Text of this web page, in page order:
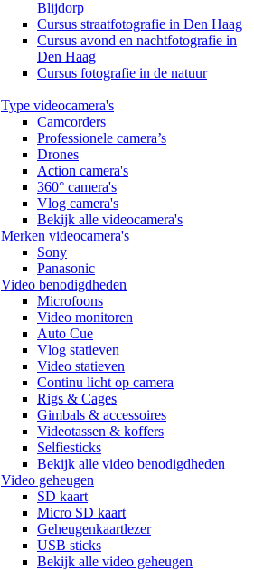
Blijdorp
Cursus straatfotografie in Den Haag
Cursus avond en nachtfotografie in
Den Haag
Cursus fotografie in de natuur
Type videocamera's
Camcorders
Professionele camera’s
Drones
Action camera's
360° camera's
Vlog camera's
Bekijk alle videocamera's
Merken videocamera's
Sony
Panasonic
Video benodigdheden
Microfoons
Video monitoren
Auto Cue
Vlog statieven
Video statieven
Continu licht op camera
Rigs & Cages
Gimbals & accessoires
Videotassen & koffers
Selfiesticks
Bekijk alle video benodigdheden
Video geheugen
SD kaart
Micro SD kaart
Geheugenkaartlezer
USB sticks
Bekijk alle video geheugen